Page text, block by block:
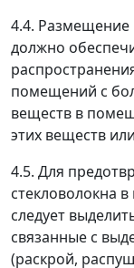
4.4. Размещение
должно
помещений с
веществ в
этих веществ
4.5. Для
стекловолокна
следует
связанные с
(раскрой,